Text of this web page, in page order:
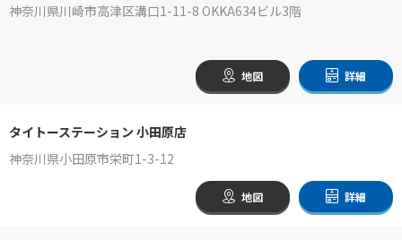
神奈川県川崎市高津区溝口1-11-8 OKKA634ビル3階
地図 詳細
タイトーステーション 小田原店
神奈川県小田原市栄町1-3-12
地図 詳細